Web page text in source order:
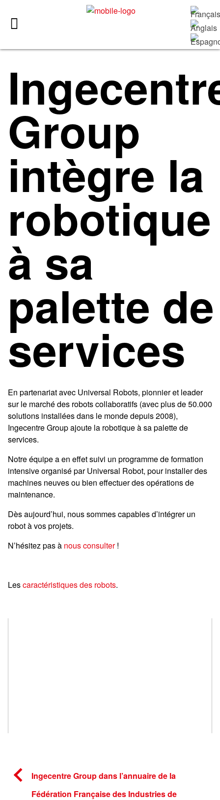
Group
intègre la
robotique
à sa
palette de
services
En partenariat avec Universal Robots, pionnier et leader
sur le marché des robots collaboratifs (avec plus de 50.000
solutions installées dans le monde depuis 2008),
Ingecentre Group ajoute la robotique à sa palette de
services.
Notre équipe a en effet suivi un programme de formation
intensive organisé par Universal Robot, pour installer des
machines neuves ou bien effectuer des opérations de
maintenance.
Dès aujourd’hui, nous sommes capables d’intégrer un
robot à vos projets.
N’hésitez pas à nous consulter!
Lescaractéristiques des robots.
Ingecentre Group dans l’annuaire de la
Fédération Française des Industries de